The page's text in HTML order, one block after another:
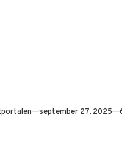
Publicerad
september 27, 2025